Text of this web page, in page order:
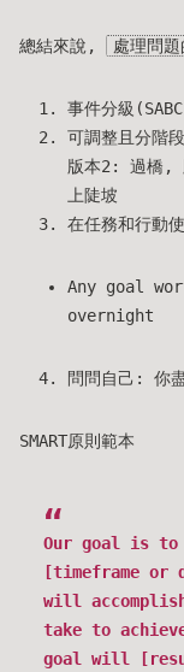
總結來說, 處理問
事件分級
可調整且分階
版本2: 過橋,
上陡坡
在任務和行動
Any goal
overnight
問問自己: 你
SMART原則範本
Our goal is
[timeframe or
will
take to
goal will